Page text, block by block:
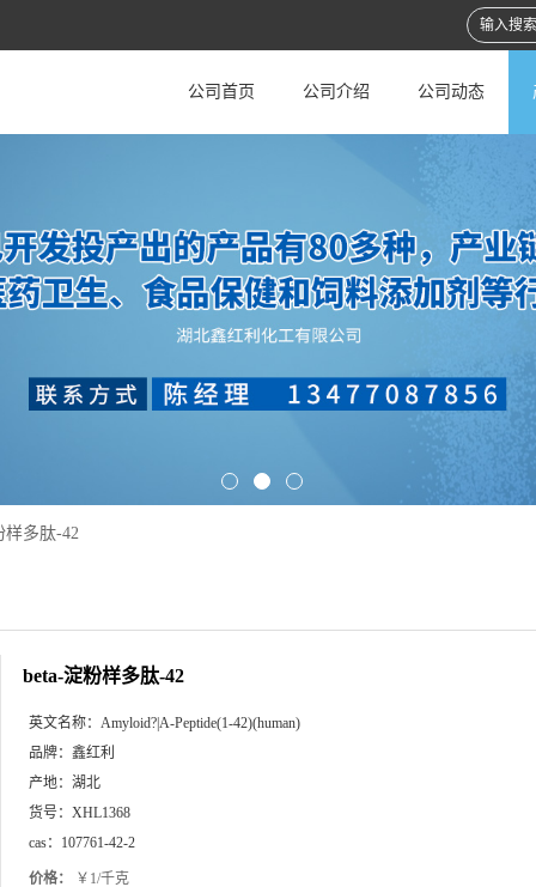
公司首页 公司介绍 公司动态
样多肽-42
beta-淀粉样多肽-42
英文名称： Amyloid?|A-Peptide(1-42)(human)
品牌： 鑫红利
产地： 湖北
货号： XHL1368
cas： 107761-42-2
价格： ￥1/千克